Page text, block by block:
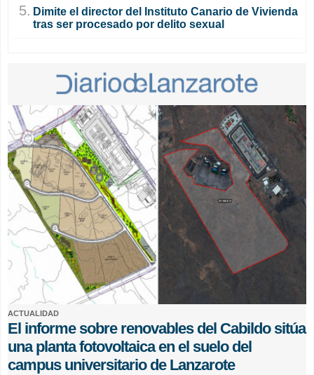
5. Dimite el director del Instituto Canario de Vivienda
tras ser procesado por delito sexual
ACTUALIDAD
El informe sobre renovables del Cabildo sitúa
una planta fotovoltaica en el suelo del
campus universitario de Lanzarote